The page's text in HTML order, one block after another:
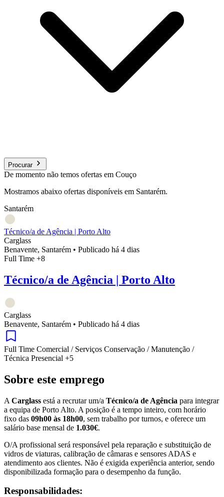
Procurar
De momento não temos ofertas em Couço
Mostramos abaixo ofertas disponíveis em Santarém.
Santarém
Técnico/a de Agência | Porto Alto
Carglass
Benavente, Santarém • Publicado há 4 dias
Full Time +8
Técnico/a de Agência | Porto Alto
Carglass
Benavente, Santarém • Publicado há 4 dias
Full Time Comercial / Serviços Conservação / Manutenção /
Técnica Presencial +5
Sobre este emprego
A Carglass está a recrutar um/a Técnico/a de Agência para integrar
a equipa de Porto Alto. A posição é a tempo inteiro, com horário
fixo das 09h00 às 18h00, sem trabalho por turnos, e oferece um
salário base mensal de 1.030€.
O/A profissional será responsável pela reparação e substituição de
vidros de viaturas, calibração de câmaras e sensores ADAS e
atendimento aos clientes. Não é exigida experiência anterior, sendo
disponibilizada formação para o desempenho da função.
Responsabilidades: